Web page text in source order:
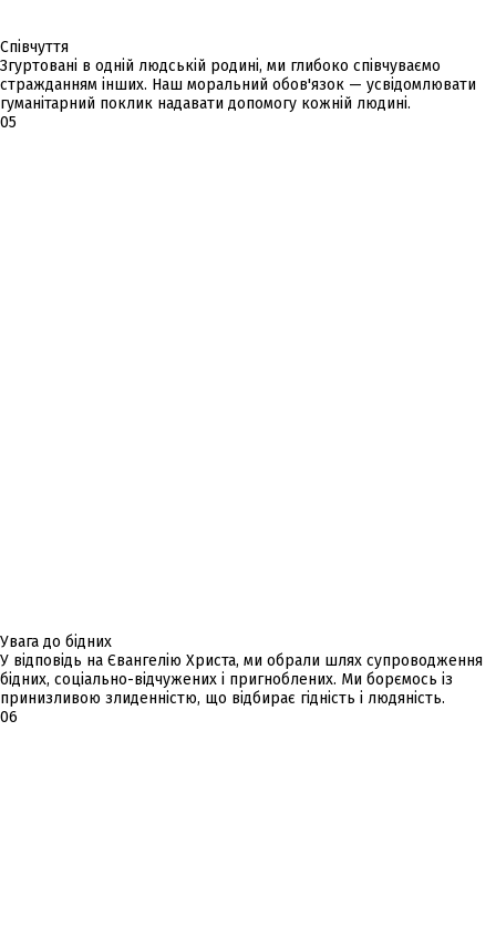
Співчуття
Згуртовані в одній людській родині, ми глибоко співчуваємо
стражданням інших. Наш моральний обов'язок — усвідомлювати
гуманітарний поклик надавати допомогу кожній людині.
05
Увага до бідних
У відповідь на Євангелію Христа, ми обрали шлях супроводження
бідних, соціально-відчужених і пригноблених. Ми борємось із
принизливою злиденністю, що відбирає гідність і людяність.
06